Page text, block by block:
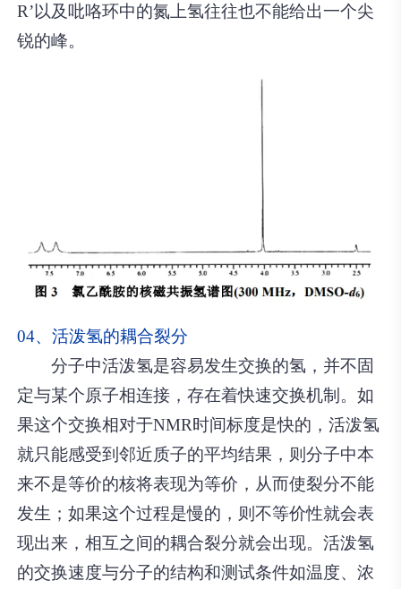
R’以及吡咯环中的氮上氢往往也不能给出一个尖
锐的峰。
04、活泼氢的耦合裂分
分子中活泼氢是容易发生交换的氢，并不固
定与某个原子相连接，存在着快速交换机制。如
果这个交换相对于NMR时间标度是快的，活泼氢
就只能感受到邻近质子的平均结果，则分子中本
来不是等价的核将表现为等价，从而使裂分不能
发生；如果这个过程是慢的，则不等价性就会表
现出来，相互之间的耦合裂分就会出现。活泼氢
的交换速度与分子的结构和测试条件如温度、浓